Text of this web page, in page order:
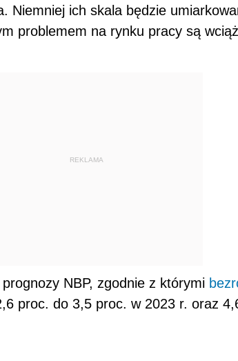
Niemniej ich skala będzie
problemem na rynku pracy są
REKLAMA
NBP, zgodnie z którymi
proc. do 3,5 proc. w 2023 r. oraz